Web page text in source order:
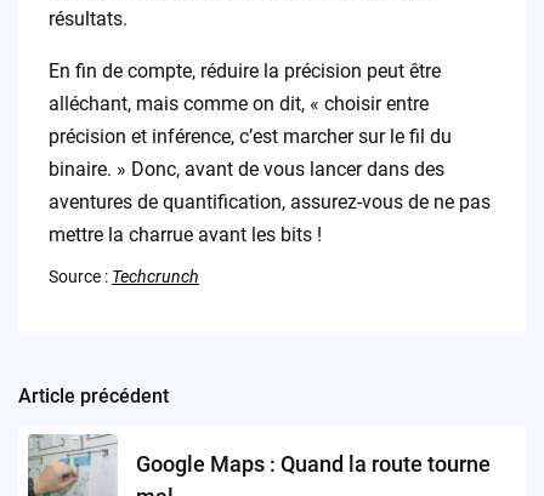
résultats.
En fin de compte, réduire la précision peut être
alléchant, mais comme on dit, « choisir entre
précision et inférence, c’est marcher sur le fil du
binaire. » Donc, avant de vous lancer dans des
aventures de quantification, assurez-vous de ne pas
mettre la charrue avant les bits !
Source : Techcrunch
Post
navigation
Article précédent
Google Maps : Quand la route tourne